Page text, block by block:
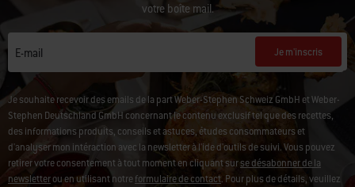
votre boîte mail.
E-mail Je m'inscris
Je souhaite recevoir des emails de la part Weber-Stephen Schweiz GmbH et Weber-
Stephen Deutschland GmbH concernant le contenu exclusif tel que des recettes,
des informations produits, conseils et astuces, études consommateurs et
d'analyser mon intéraction avec la newsletter à l'ide d'outils de suivi. Vous pouvez
retirer votre consentement à tout moment en cliquant surse désabonner de la
newsletterou en utilisant notreformulaire de contact. Pour plus de détails, veuillez